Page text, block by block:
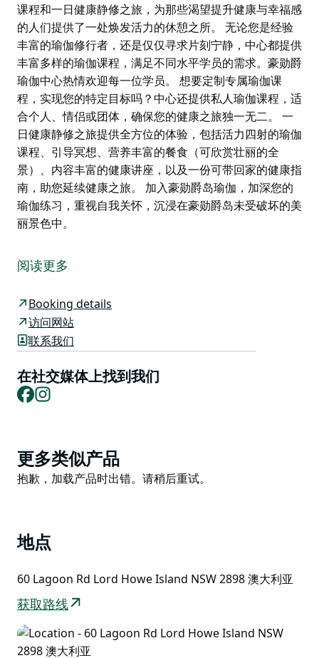
课程和一日健康静修之旅，为那些渴望提升健康与幸福感
的人们提供了一处焕发活力的休憩之所。 无论您是经验
丰富的瑜伽修行者，还是仅仅寻求片刻宁静，中心都提供
丰富多样的瑜伽课程，满足不同水平学员的需求。豪勋爵
瑜伽中心热情欢迎每一位学员。 想要定制专属瑜伽课
程，实现您的特定目标吗？中心还提供私人瑜伽课程，适
合个人、情侣或团体，确保您的健康之旅独一无二。 一
日健康静修之旅提供全方位的体验，包括活力四射的瑜伽
课程、引导冥想、营养丰富的餐食（可欣赏壮丽的全
景）、内容丰富的健康讲座，以及一份可带回家的健康指
南，助您延续健康之旅。 加入豪勋爵岛瑜伽，加深您的
瑜伽练习，重视自我关怀，沉浸在豪勋爵岛未受破坏的美
丽景色中。
验。中心坐落于风景如画的豪勋爵岛，其焕活身心的瑜伽
课程和一日健康静修之旅，为那些渴望提升健康与幸福感
无论您是经验丰富的瑜伽修行者，还是仅仅寻求片刻宁
静，中心都提供丰富多样的瑜伽课程，满足不同水平学员
的需求。豪勋爵瑜伽中心热情欢迎每一位学员。
想要定制专属瑜伽课程，实现您的特定目标吗？中心还提
供私人瑜伽课程，适合个人、情侣或团体，确保您的健康
伽课程、引导冥想、营养丰富的餐食（可欣赏壮丽的全
景）、内容丰富的健康讲座，以及一份可带回家的健康指
沉浸在豪勋爵岛未受破坏的美丽景色中。
阅读更多
Booking details
访问网站
联系我们
在社交媒体上找到我们
Facebook
Product
List
更多类似产品
Product
抱歉，加载产品时出错。请稍后重试。
地点
60 Lagoon Rd Lord Howe Island NSW 2898 澳大利亚
获取路线